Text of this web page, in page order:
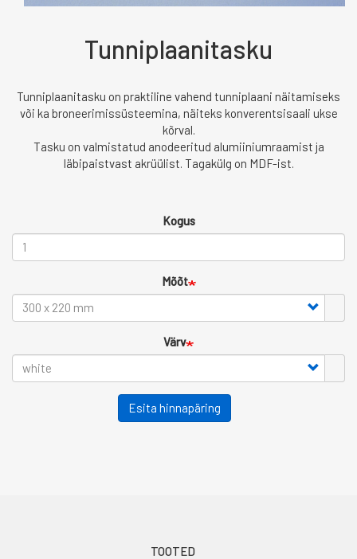
Tunniplaanitasku
Tunniplaanitasku on praktiline vahend tunniplaani näitamiseks
või ka broneerimissüsteemina, näiteks konverentsisaali ukse
kõrval.
Tasku on valmistatud anodeeritud alumiiniumraamist ja
läbipaistvast akrüülist. Tagakülg on MDF-ist.
Kogus
Mõõt
Värv
Esita hinnapäring
TOOTED